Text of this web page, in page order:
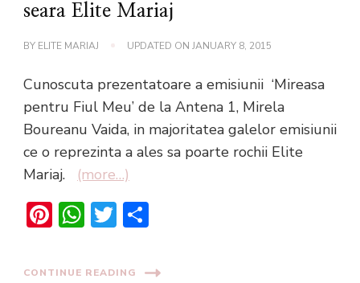
seara Elite Mariaj
BY ELITE MARIAJ UPDATED ON JANUARY 8, 2015
Cunoscuta prezentatoare a emisiunii ‘Mireasa
pentru Fiul Meu’ de la Antena 1, Mirela
Boureanu Vaida, in majoritatea galelor emisiunii
ce o reprezinta a ales sa poarte rochii Elite
Mariaj. (more…)
Pinterest
WhatsApp
Twitter
CONTINUE READING